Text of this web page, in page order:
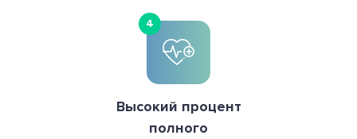
4
Высокий процент
полного